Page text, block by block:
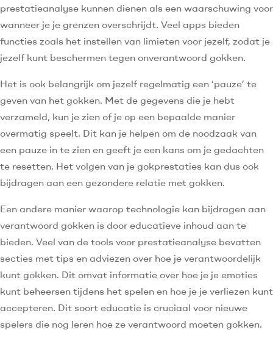
prestatieanalyse kunnen dienen als een waarschuwing voor
wanneer je je grenzen overschrijdt. Veel apps bieden
functies zoals het instellen van limieten voor jezelf, zodat je
jezelf kunt beschermen tegen onverantwoord gokken.
Het is ook belangrijk om jezelf regelmatig een ‘pauze’ te
geven van het gokken. Met de gegevens die je hebt
verzameld, kun je zien of je op een bepaalde manier
overmatig speelt. Dit kan je helpen om de noodzaak van
een pauze in te zien en geeft je een kans om je gedachten
te resetten. Het volgen van je gokprestaties kan dus ook
bijdragen aan een gezondere relatie met gokken.
Een andere manier waarop technologie kan bijdragen aan
verantwoord gokken is door educatieve inhoud aan te
bieden. Veel van de tools voor prestatieanalyse bevatten
secties met tips en adviezen over hoe je verantwoordelijk
kunt gokken. Dit omvat informatie over hoe je je emoties
kunt beheersen tijdens het spelen en hoe je je verliezen kunt
accepteren. Dit soort educatie is cruciaal voor nieuwe
spelers die nog leren hoe ze verantwoord moeten gokken.